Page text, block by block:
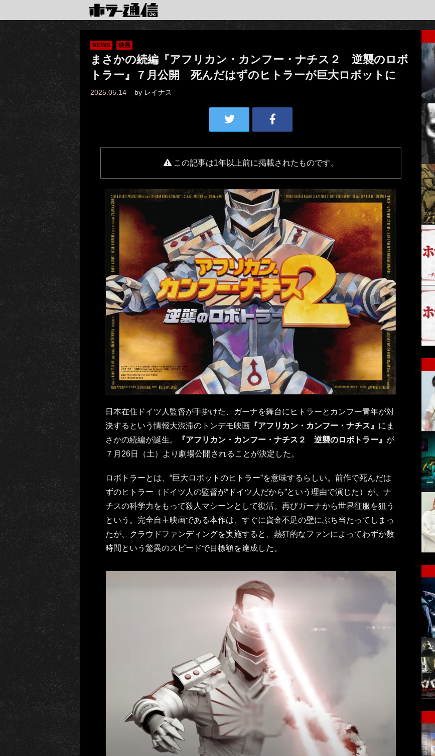
NEWS 映画
まさかの続編『アフリカン・カンフー・ナチス２ 逆襲のロボ
トラー』７月公開 死んだはずのヒトラーが巨大ロボットに
2025.05.14 by レイナス
この記事は1年以上前に掲載されたものです。
日本在住ドイツ人監督が手掛けた、ガーナを舞台にヒトラーとカンフー青年が対
決するという情報大渋滞のトンデモ映画 『アフリカン・カンフー・ナチス』 にま
さかの続編が誕生。
『アフリカン・カンフー・ナチス２ 逆襲のロボトラー』 が
７月26日（土）より劇場公開されることが決定した。
ロボトラーとは、“巨大ロボットのヒトラー”を意味するらしい。前作で死んだは
ずのヒトラー（ドイツ人の監督が“ドイツ人だから”という理由で演じた）が、ナ
チスの科学力をもって殺人マシーンとして復活。再びガーナから世界征服を狙う
という。完全自主映画である本作は、すぐに資金不足の壁にぶち当たってしまっ
たが、クラウドファンディングを実施すると、熱狂的なファンによってわずか数
時間という驚異のスピードで目標額を達成した。